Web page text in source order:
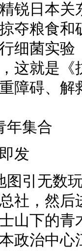
日本关
夺粮食
细菌实
这就是
障碍、
年集合
发
引无数玩
社，然
山下的
政治中